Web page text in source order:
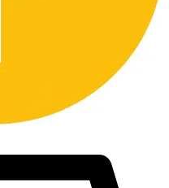
först så förbehåller vi oss
inte att man ber oss
och köper kommer att
Taiwan.